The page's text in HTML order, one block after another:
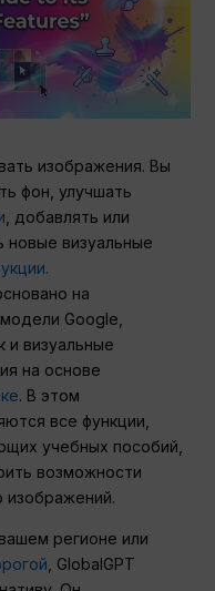
изображения. Вы
фон, улучшать
, добавлять или
новые визуальные
на
Google,
и визуальные
на основе
. В этом
все функции,
учебных пособий,
возможности
изображений.
регионе или
, GlobalGPT